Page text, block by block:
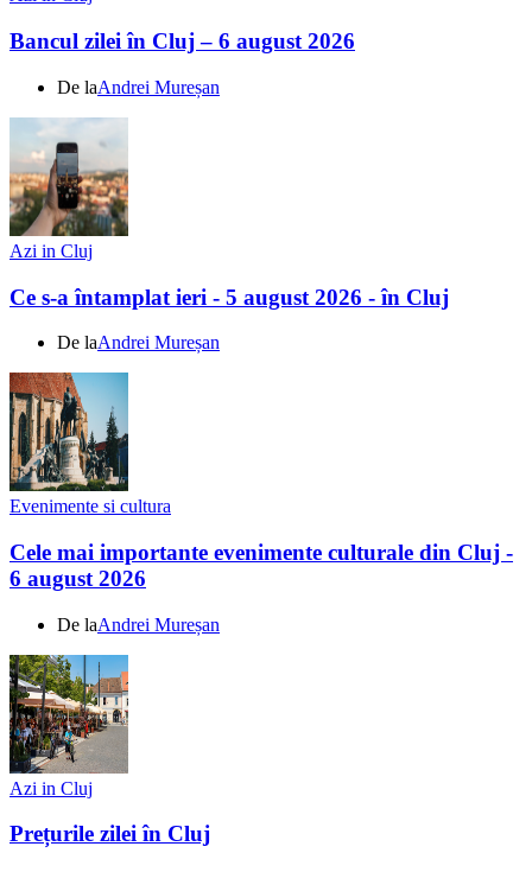
Bancul zilei în Cluj – 6 august 2026
De laAndrei Mureșan
Azi in Cluj
Ce s-a întamplat ieri - 5 august 2026 - în Cluj
De laAndrei Mureșan
Evenimente si cultura
Cele mai importante evenimente culturale din Cluj -
6 august 2026
De laAndrei Mureșan
Azi in Cluj
Prețurile zilei în Cluj